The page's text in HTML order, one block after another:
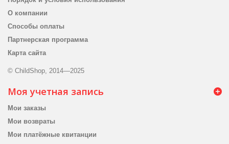
О компании
Способы оплаты
Партнерская программа
Карта сайта
© ChildShop, 2014—2025
Моя учетная запись
Мои заказы
Мои возвраты
Мои платёжные квитанции